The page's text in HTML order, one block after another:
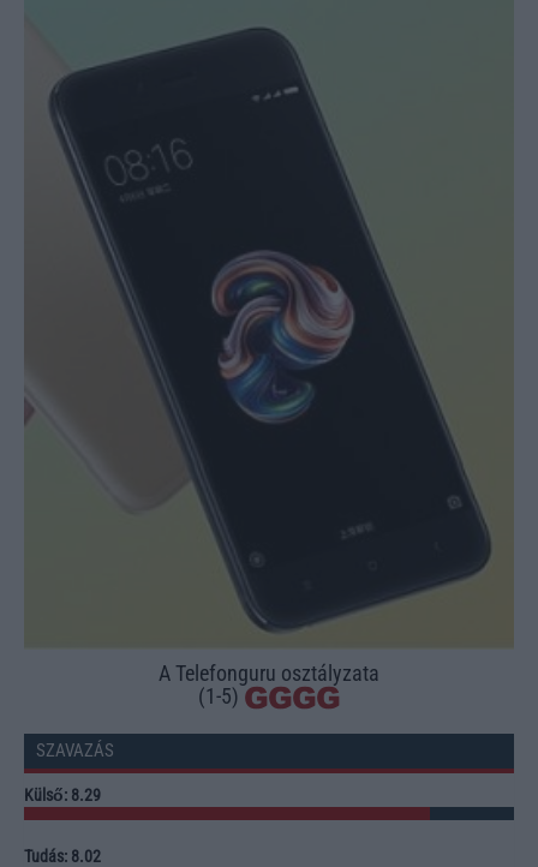
A Telefonguru osztályzata
(1-5)
SZAVAZÁS
Külső: 8.29
Tudás: 8.02